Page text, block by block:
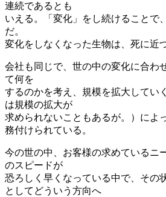
連続であるとも
いえる。「変化」をし続けることで
だ。
変化をしなくなった生物は、死に近
会社も同じで、世の中の変化に合わ
て何を
するのかを考え、規模を拡大してい
は規模の拡大が
求められないこともあるが。）によ
務付けられている。
今の世の中、お客様の求めているニ
のスピードが
恐ろしく早くなっている中で、その
としてどういう方向へ